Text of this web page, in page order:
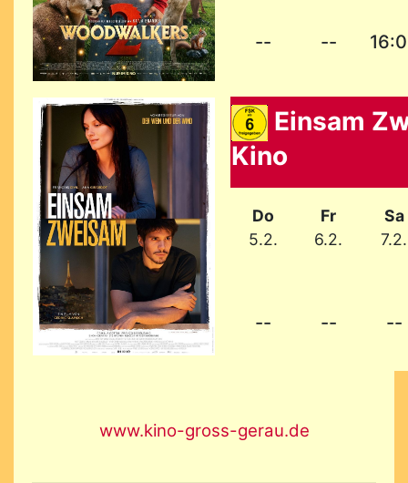
-- --
Einsam
Kino
Do
5.2.
Fr
6.2.
Sa
7.2.
-- -- --
www.kino-gross-gerau.de